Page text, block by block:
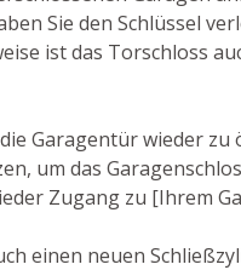
Sie den Schlüssel
ist das Torschloss
Garagentür wieder
um das
Zugang zu [Ihrem
einen neuen